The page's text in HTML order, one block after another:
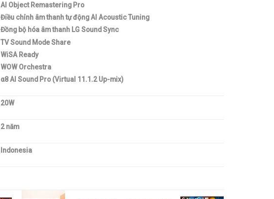
AI Object Remastering Pro
Điều chỉnh âm thanh tự động AI Acoustic Tuning
Đồng bộ hóa âm thanh LG Sound Sync
TV Sound Mode Share
WiSA Ready
WOW Orchestra
α8 AI Sound Pro (Virtual 11.1.2 Up-mix)
20W
2 năm
Indonesia